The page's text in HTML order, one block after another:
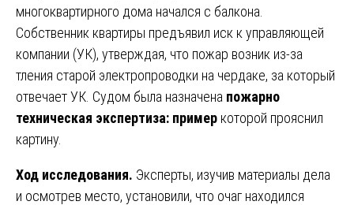
многоквартирного дома начался с балкона.
Собственник квартиры предъявил иск к управляющей
компании (УК), утверждая, что пожар возник из-за
тления старой электропроводки на чердаке, за который
отвечает УК. Судом была назначена пожарно
техническая экспертиза: пример которой прояснил
картину.
Ход исследования. Эксперты, изучив материалы дела
и осмотрев место, установили, что очаг находился